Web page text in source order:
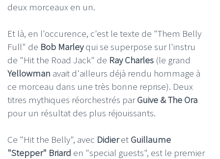
deux morceaux en un.
Et là, en l'occurence, c'est le texte de "Them Belly
Full" de Bob Marleyqui se superpose sur l'instru
de "Hit the Road Jack" de Ray Charles (le grand
Yellowman avait d'ailleurs déjà rendu hommage à
ce morceau dans une très bonne reprise). Deux
titres mythiques réorchestrés parGuive & The Ora
pour un résultat des plus réjouissants.
Ce "Hit the Belly", avec Didieret Guillaume
"Stepper" Briard en "special guests", est le premier